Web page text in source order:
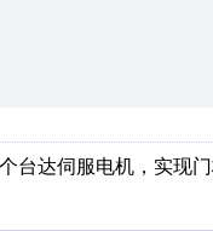
台达伺服电机，实现